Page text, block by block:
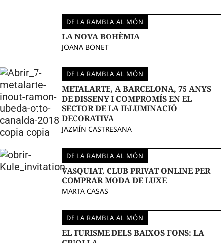
DE LA RAMBLA AL MÓN
LA NOVA BOHÈMIA
JOANA BONET
DE LA RAMBLA AL MÓN
METALARTE, A BARCELONA, ​​75 ANYS
DE DISSENY I COMPROMÍS EN EL
SECTOR DE LA IL·LUMINACIÓ
DECORATIVA
JAZMÍN CASTRESANA
DE LA RAMBLA AL MÓN
VASQUIAT, CLUB PRIVAT ONLINE PER
COMPRAR MODA DE LUXE
MARTA CASAS
DE LA RAMBLA AL MÓN
EL TURISME DELS BAIXOS FONS: LA